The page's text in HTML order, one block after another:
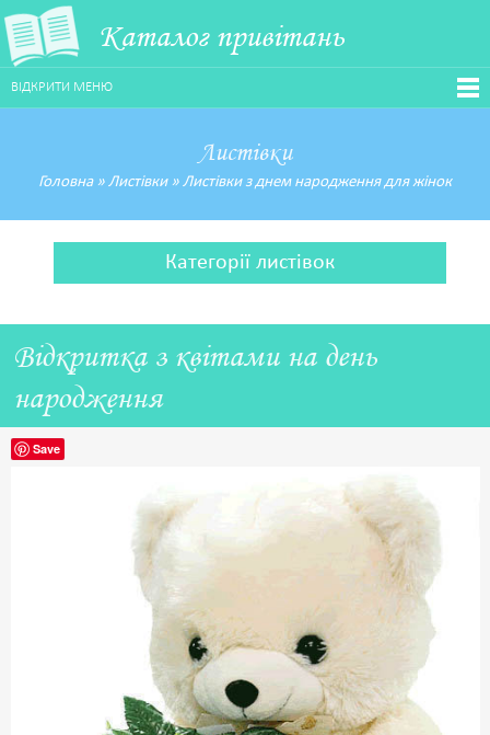
Каталог привітань
ВІДКРИТИ МЕНЮ
Листівки
Головна» Листівки» Листівки з днем народження для жінок
Категорії листівок
Відкритка з квітами на день
народження
Save